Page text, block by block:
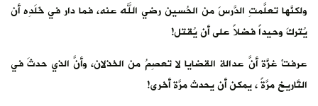
‏ولكنَّها تعلَّمتِ الدَّرسَ من الحُسين رضي الله عنه، فما دار في خَلَدِه أن
يُتركَ وحيداً فضلاً على أن يُقتل!
‏عرفتْ غزَّة أنَّ عدالة القضايا لا تعصِمُ من الخذلان، وأنَّ الذي حدثَ في
التَّاريخ مرَّةً ، يمكن أن يحدث مرَّة أخرى!